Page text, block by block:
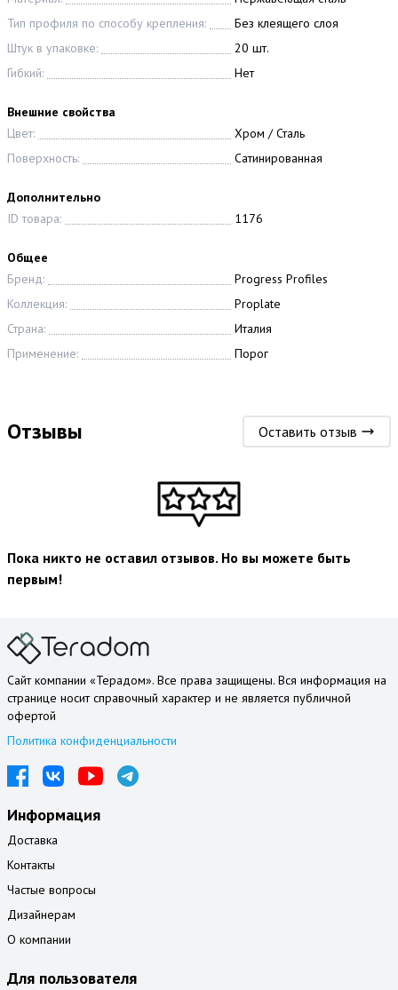
Тип профиля по способу крепления:
Без клеящего слоя
Штук в упаковке:
20 шт.
Гибкий:
Нет
Внешние свойства
Цвет:
Хром / Сталь
Поверхность:
Сатинированная
Дополнительно
ID товара:
1176
Общее
Бренд:
Progress Profiles
Коллекция:
Proplate
Страна:
Италия
Применение:
Порог
Отзывы Оставить отзыв
Пока никто не оставил отзывов. Но вы можете быть
первым!
Сайт компании «Терадом». Все права защищены. Вся информация на
странице носит справочный характер и не является публичной
офертой
Политика конфиденциальности
Информация
Доставка
Контакты
Частые вопросы
Дизайнерам
О компании
Для пользователя